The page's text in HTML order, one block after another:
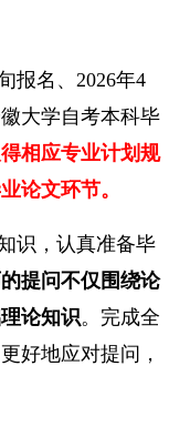
报名、2026年4
大学自考本科毕
相应专业计划规
论文环节。
识，认真准备毕
提问不仅围绕论
论知识。完成全
好地应对提问，